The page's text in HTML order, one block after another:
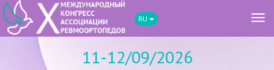
RU
11-12/09/2026